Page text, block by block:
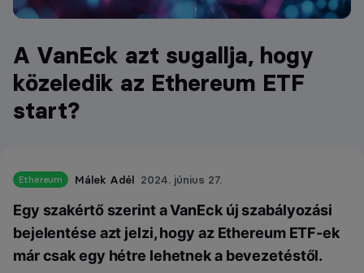
A VanEck azt sugallja, hogy
közeledik az Ethereum ETF
start?
Ethereum Málek Adél 2024. június 27.
Egy szakértő szerint a VanEck új szabályozási
bejelentése azt jelzi, hogy az Ethereum ETF-ek
már csak egy hétre lehetnek a bevezetéstől.